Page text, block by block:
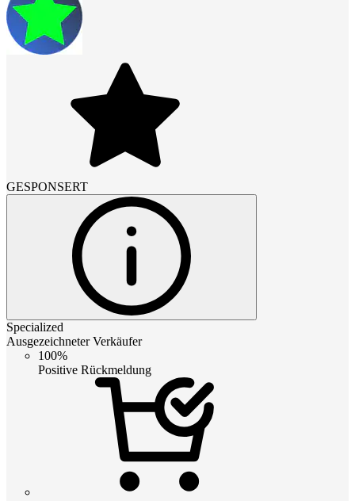
GESPONSERT
Specialized
Ausgezeichneter Verkäufer
100%
Positive Rückmeldung